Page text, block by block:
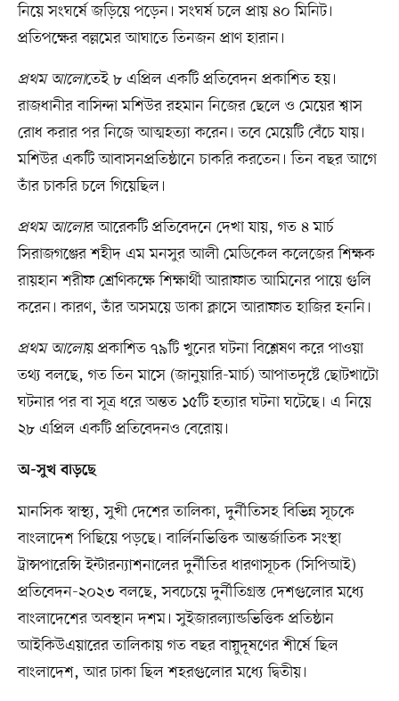
নিয়ে সংঘর্ষে জড়িয়ে পড়েন। সংঘর্ষ চলে প্রায় ৪০ মিনিট।
প্রতিপক্ষের বল্লমের আঘাতে তিনজন প্রাণ হারান।
প্রথম আলোতেই ৮ এপ্রিল একটি প্রতিবেদন প্রকাশিত হয়।
রাজধানীর বাসিন্দা মশিউর রহমান নিজের ছেলে ও মেয়ের শ্বাস
রোধ করার পর নিজে আত্মহত্যা করেন। তবে মেয়েটি বেঁচে যায়।
মশিউর একটি আবাসনপ্রতিষ্ঠানে চাকরি করতেন। তিন বছর আগে
তাঁর চাকরি চলে গিয়েছিল।
প্রথম আলোর আরেকটি প্রতিবেদনে দেখা যায়, গত ৪ মার্চ
সিরাজগঞ্জের শহীদ এম মনসুর আলী মেডিকেল কলেজের শিক্ষক
রায়হান শরীফ শ্রেণিকক্ষে শিক্ষার্থী আরাফাত আমিনের পায়ে গুলি
করেন। কারণ, তাঁর অসময়ে ডাকা ক্লাসে আরাফাত হাজির হননি।
প্রথম আলোয় প্রকাশিত ৭৯টি খুনের ঘটনা বিশ্লেষণ করে পাওয়া
তথ্য বলছে, গত তিন মাসে (জানুয়ারি-মার্চ) আপাতদৃষ্টে ছোটখাটো
ঘটনার পর বা সূত্র ধরে অন্তত ১৫টি হত্যার ঘটনা ঘটেছে। এ নিয়ে
২৮ এপ্রিল একটি প্রতিবেদনও বেরোয়।
অ-সুখ বাড়ছে
মানসিক স্বাস্থ্য, সুখী দেশের তালিকা, দুর্নীতিসহ বিভিন্ন সূচকে
বাংলাদেশ পিছিয়ে পড়ছে। বার্লিনভিত্তিক আন্তর্জাতিক সংস্থা
ট্রান্সপারেন্সি ইন্টারন্যাশনালের দুর্নীতির ধারণাসূচক (সিপিআই)
প্রতিবেদন-২০২৩ বলছে, সবচেয়ে দুর্নীতিগ্রস্ত দেশগুলোর মধ্যে
বাংলাদেশের অবস্থান দশম। সুইজারল্যান্ডভিত্তিক প্রতিষ্ঠান
আইকিউএয়ারের তালিকায় গত বছর বায়ুদূষণের শীর্ষে ছিল
বাংলাদেশ, আর ঢাকা ছিল শহরগুলোর মধ্যে দ্বিতীয়।